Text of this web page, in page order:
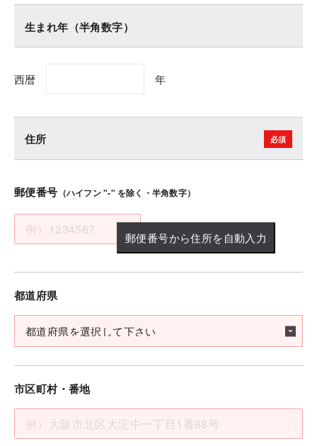
生まれ年（半角数字）
西暦 年
住所
郵便番号 （ハイフン "-" を除く・半角数字）
郵便番号から住所を自動入力
都道府県
市区町村・番地